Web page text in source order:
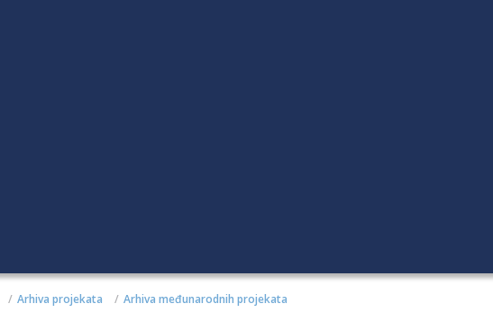
Arhiva projekata Arhiva međunarodnih projekata